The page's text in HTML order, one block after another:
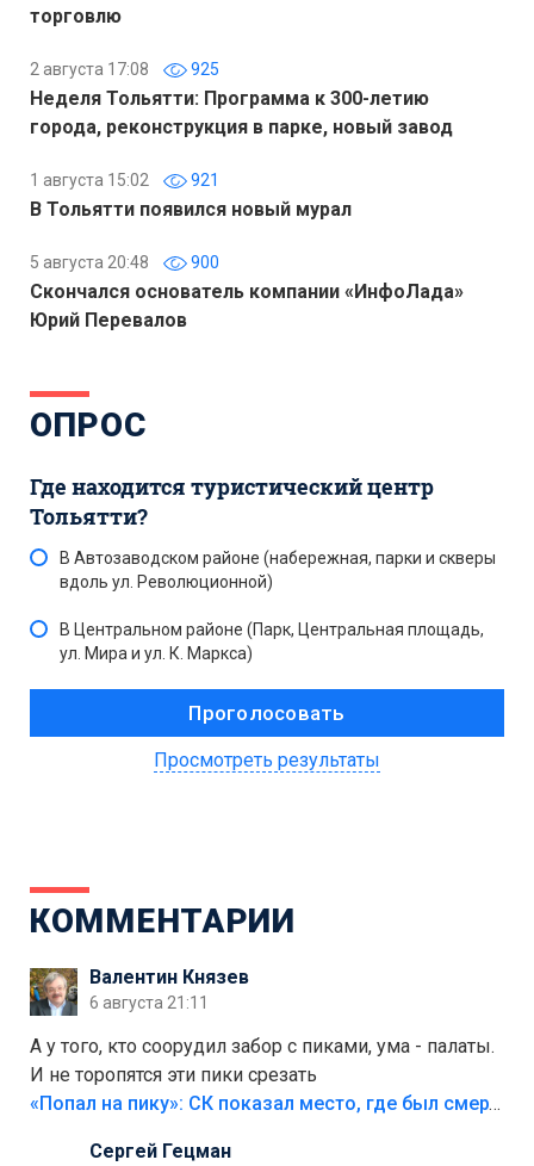
торговлю
2 августа 17:08 925
Неделя Тольятти: Программа к 300-летию
города, реконструкция в парке, новый завод
1 августа 15:02 921
В Тольятти появился новый мурал
5 августа 20:48 900
Скончался основатель компании «ИнфоЛада»
Юрий Перевалов
ОПРОС
Где находится туристический центр
Тольятти?
В Автозаводском районе (набережная, парки и скверы
вдоль ул. Революционной)
В Центральном районе (Парк, Центральная площадь,
ул. Мира и ул. К. Маркса)
Просмотреть результаты
КОММЕНТАРИИ
Валентин Князев
6 августа 21:11
А у того, кто соорудил забор с пиками, ума - палаты.
И не торопятся эти пики срезать
«Попал на пику»: СК показал место, где был смертельно травмирован ребенок в Тольятти
Сергей Гецман